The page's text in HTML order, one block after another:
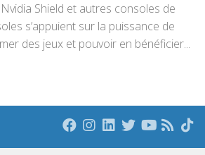
Shield et autres consoles de
s’appuient sur la puissance de
des jeux et pouvoir en bénéficier...